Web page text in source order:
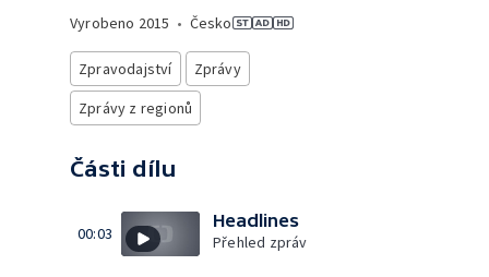
Vyrobeno 2015 • Česko
Zpravodajství
Zprávy
Zprávy z regionů
Části dílu
00:03
Headlines
Přehled zpráv